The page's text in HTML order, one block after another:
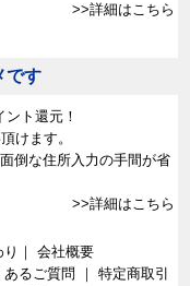
>>詳細はこちら
です
ト還元！
けます。
倒な住所入力の手間が省
>>詳細はこちら
｜ 会社概要
あるご質問 ｜ 特定商取引